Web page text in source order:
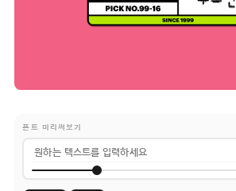
폰트 미리써보기